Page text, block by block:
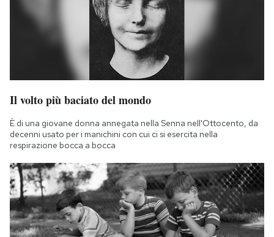
Il volto più baciato del mondo
È di una giovane donna annegata nella Senna nell'Ottocento, da
decenni usato per i manichini con cui ci si esercita nella
respirazione bocca a bocca